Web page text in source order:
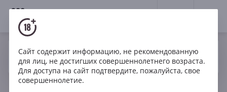
18+
Ваш город Москва ? Да
Вино Красное Полусухое
Италия
La Carraia Sangiovese Umbria IGP
Сайт содержит информацию, не рекомендованную
для лиц, не достигших совершеннолетнего возраста.
Для доступа на сайт подтвердите, пожалуйста, свое
совершеннолетие.